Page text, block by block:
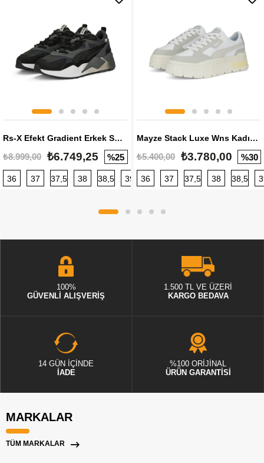
Rs-X Efekt Gradient Erkek Sneaker
₺8.999,00 ₺6.749,25 %25
36 37 37,5 38 38,5 39 40 40,5 41 42 42,5
Mayze Stack Luxe Wns Kadın Sneaker
₺5.400,00 ₺3.780,00 %30
36 37 37,5 38 38,5
100%
GÜVENLİ ALIŞVERİŞ
1.500 TL VE ÜZERİ
KARGO BEDAVA
14 GÜN İÇİNDE
İADE
%100 ORİJİNAL
ÜRÜN GARANTİSİ
MARKALAR
TÜM MARKALAR